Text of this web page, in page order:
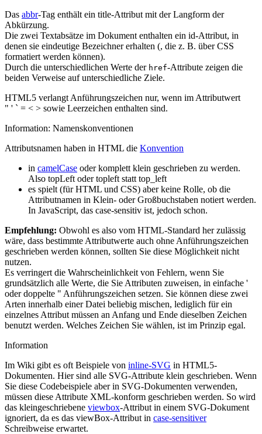
Das abbr-Tag enthält ein title-Attribut mit der Langform der
Abkürzung.
Die zwei Textabsätze im Dokument enthalten ein id-Attribut, in
denen sie eindeutige Bezeichner erhalten (, die z. B. über CSS
formatiert werden können).
Durch die unterschiedlichen Werte der href-Attribute zeigen die
beiden Verweise auf unterschiedliche Ziele.
HTML5 verlangt Anführungszeichen nur, wenn im Attributwert
" ' ` = < > sowie Leerzeichen enthalten sind.
Information: Namenskonventionen
Attributsnamen haben in HTML die Konvention
in camelCase oder komplett klein geschrieben zu werden.
Also topLeft oder topleft statt top_left
es spielt (für HTML und CSS) aber keine Rolle, ob die
Attributnamen in Klein- oder Großbuchstaben notiert werden.
In JavaScript, das case-sensitiv ist, jedoch schon.
Empfehlung: Obwohl es also vom HTML-Standard her zulässig
wäre, dass bestimmte Attributwerte auch ohne Anführungszeichen
geschrieben werden können, sollten Sie diese Möglichkeit nicht
nutzen.
Es verringert die Wahrscheinlichkeit von Fehlern, wenn Sie
grundsätzlich alle Werte, die Sie Attributen zuweisen, in einfache '
oder doppelte " Anführungszeichen setzen. Sie können diese zwei
Arten innerhalb einer Datei beliebig mischen, lediglich für ein
einzelnes Attribut müssen an Anfang und Ende dieselben Zeichen
benutzt werden. Welches Zeichen Sie wählen, ist im Prinzip egal.
Information
Im Wiki gibt es oft Beispiele von inline-SVG in HTML5-
Dokumenten. Hier sind alle SVG-Attribute klein geschrieben. Wenn
Sie diese Codebeispiele aber in SVG-Dokumenten verwenden,
müssen diese Attribute XML-konform geschrieben werden. So wird
das kleingeschriebene viewbox-Attribut in einem SVG-Dokument
ignoriert, da es das viewBox-Attribut in case-sensitiver
Schreibweise erwartet.